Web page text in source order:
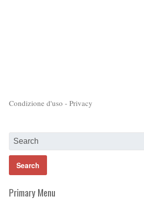
Condizione d'uso - Privacy
Primary Menu